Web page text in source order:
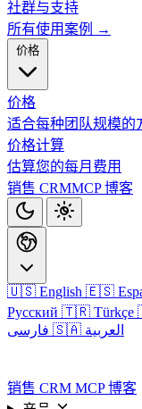
社群与支持
所有使用案例 →
价格
价格
适合每种团队规模的
价格计算
估算您的每月费用
销售 CRMMCP博客
🇺🇸 English 🇪🇸
Русский 🇹🇷 Türkçe
🇸🇦 العربية
销售 CRM MCP博客